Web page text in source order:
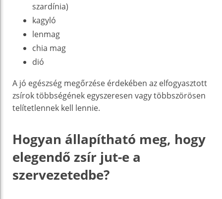
szardínia)
kagyló
lenmag
chia mag
dió
A jó egészség megőrzése érdekében az elfogyasztott
zsírok többségének egyszeresen vagy többszörösen
telítetlennek kell lennie.
Hogyan állapítható meg, hogy
elegendő zsír jut-e a
szervezetedbe?